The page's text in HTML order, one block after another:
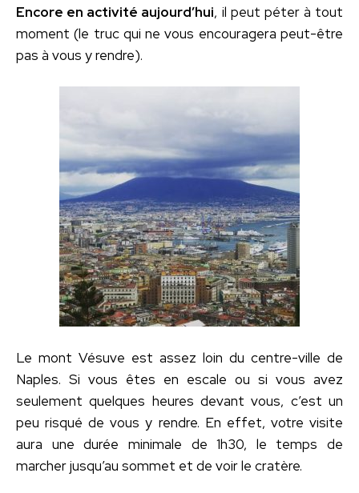
Encore en activité aujourd’hui, il peut péter à tout
moment (le truc qui ne vous encouragera peut-être
pas à vous y rendre).
Le mont Vésuve est assez loin du centre-ville de
Naples. Si vous êtes en escale ou si vous avez
seulement quelques heures devant vous, c’est un
peu risqué de vous y rendre. En effet, votre visite
aura une durée minimale de 1h30, le temps de
marcher jusqu’au sommet et de voir le cratère.